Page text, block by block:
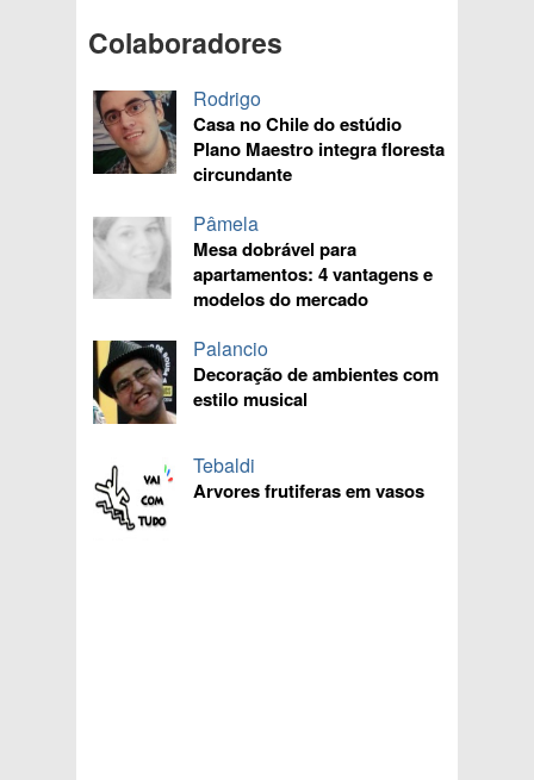
Colaboradores
Rodrigo
Casa no Chile do estúdio
Plano Maestro integra floresta
circundante
Pâmela
Mesa dobrável para
apartamentos: 4 vantagens e
modelos do mercado
Palancio
Decoração de ambientes com
estilo musical
Tebaldi
Arvores frutiferas em vasos